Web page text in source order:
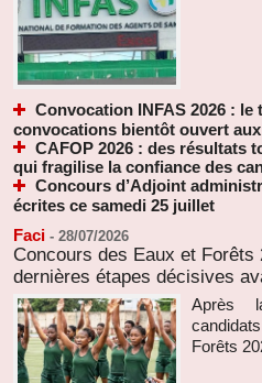
Convocation INFAS 2026 : le
convocations bientôt ouvert
CAFOP 2026 : des résultats
qui fragilise la confiance des
Concours d’Adjoint
écrites ce samedi 25 juillet
Faci - 28/07/2026
Concours des Eaux et Forêts
dernières étapes décisives
Après
Forêts